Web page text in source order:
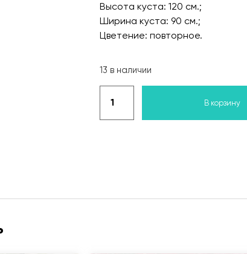
Высота куста: 120 см.;
Ширина куста: 90 см.;
Цветение: повторное.
13 в наличии
В корзину